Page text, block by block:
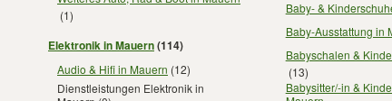
(1)
Elektronik in Mauern(114)
Audio & Hifi in Mauern (12)
Dienstleistungen Elektronik in
Baby- &
Baby-Ausstattung in
Babyschalen &
(13)
Babysitter/-in &